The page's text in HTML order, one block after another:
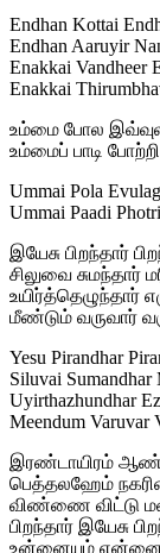
Endhan Kottai
Endhan Aaruyir
Enakkai Vandheer
Enakkai
உம்மை போல
உம்மைப் பாடி
Ummai Pola
Ummai Paadi
இயேசு பிறந்தார்
சிலுவை சுமந்தார்
உயிர்த்தெழுந்தார்
மீண்டும் வருவார்
Yesu Pirandhar
Siluvai Sumandhar
Uyirthazhundhar
Meendum Varuvar
இரண்டாயிரம்
பெத்தலஹேம்
விண்ணை விட்டு
பிறந்தார் இயேசு
உன்னையும்